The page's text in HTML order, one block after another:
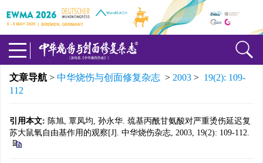
文章导航 > 中华烧伤与创面修复杂志 > 2003 > 19(2): 109-
112
引用本文: 陈旭, 覃凤均, 孙永华. 巯基丙酰甘氨酸对严重烫伤延迟复
苏大鼠氧自由基作用的观察[J]. 中华烧伤杂志, 2003, 19(2): 109-112.